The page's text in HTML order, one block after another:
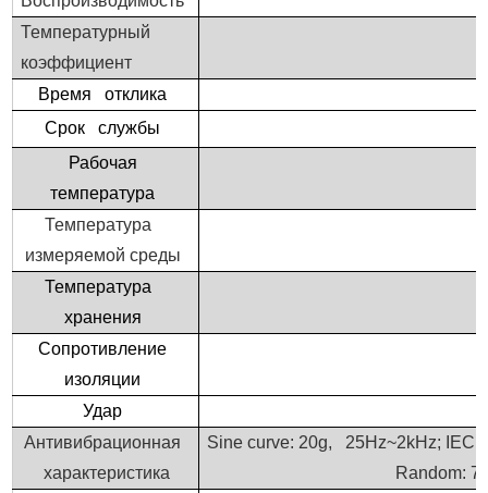
Температурный
коэффициент
Время отклика
Срок службы
Рабочая
температура
Температура
измеряемой среды
Температура
хранения
Сопротивление
изоляции
Удар
Антивибрационная
характеристика
Sine curve: 20g, 25Hz~2kHz; IEC
Random: